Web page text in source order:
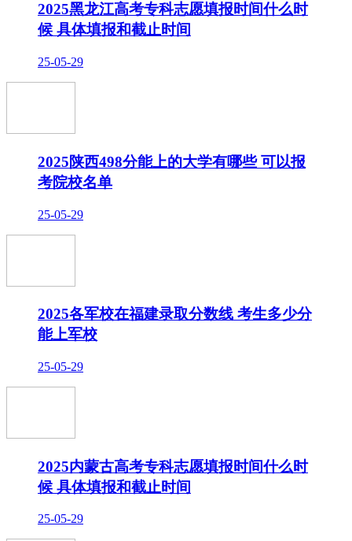
2025黑龙江高考专科志愿填报时间什么时
候 具体填报和截止时间
25-05-29
2025陕西498分能上的大学有哪些 可以报
考院校名单
25-05-29
2025各军校在福建录取分数线 考生多少分
能上军校
25-05-29
2025内蒙古高考专科志愿填报时间什么时
候 具体填报和截止时间
25-05-29